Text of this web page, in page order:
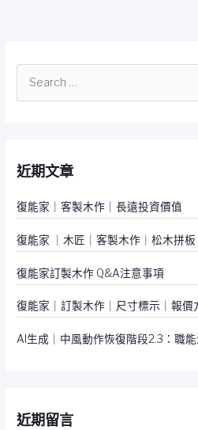
字
近期文章
復能家｜客製木作｜長遠投資價值
復能家 ｜木匠｜客製木作｜松木拼
復能家訂製木作 Q&A注意事項
復能家｜訂製木作｜尺寸標示｜報價
AI生成｜中風動作恢復階段2.3：職
近期留言